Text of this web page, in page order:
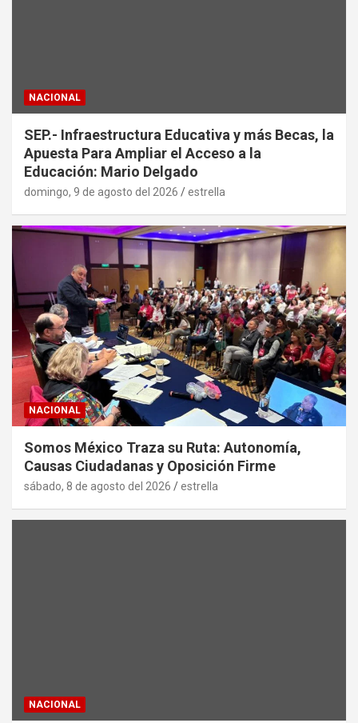
NACIONAL
SEP.- Infraestructura Educativa y más Becas, la
Apuesta Para Ampliar el Acceso a la
Educación: Mario Delgado
domingo, 9 de agosto del 2026 estrella
NACIONAL
Somos México Traza su Ruta: Autonomía,
Causas Ciudadanas y Oposición Firme
sábado, 8 de agosto del 2026 estrella
NACIONAL